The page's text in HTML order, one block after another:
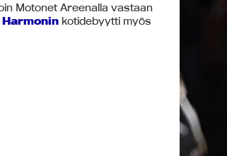
Motonet Areenalla vastaan
Harmonin kotidebyytti myös